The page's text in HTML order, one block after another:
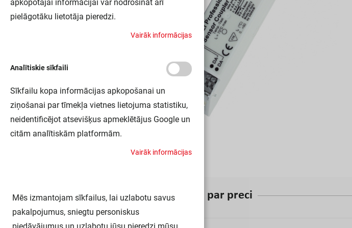
Inform par preci
apkopotajai informācijai var nodrošināt arī
pielāgotāku lietotāja pieredzi.
Vairāk informācijas
Analītiskie sīkfaili
Sīkfailu kopa informācijas apkopošanai un
ziņošanai par tīmekļa vietnes lietojuma statistiku,
neidentificējot atsevišķus apmeklētājus Google un
citām analītiskām platformām.
Vairāk informācijas
Mēs izmantojam sīkfailus, lai uzlabotu savus
pakalpojumus, sniegtu personiskus